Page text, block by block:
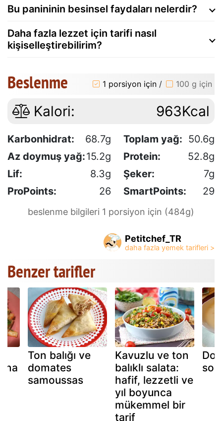
Bu panininin besinsel faydaları nelerdir?
Daha fazla lezzet için tarifi nasıl
kişiselleştirebilirim?
Beslenme 1 porsiyon için / 100 g için
Kalori: 963Kcal
Karbonhidrat: 68.7g Toplam yağ: 50.6g
Az doymuş yağ:15.2g Protein:
52.8g
Lif:
8.3g Şeker:
7g
ProPoints:
26 SmartPoints: 29
beslenme bilgileri 1 porsiyon için (484g)
Petitchef_TR
Benzer tarifler
Ton balığı ve
domates
samoussas
Kavuzlu ve ton
balıklı salata:
hafif, lezzetli ve
yıl boyunca
mükemmel bir
tarif